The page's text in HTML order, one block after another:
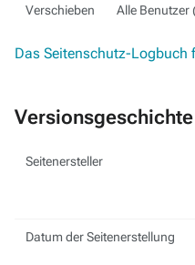
Verschieben Alle Benutzer
Das Seitenschutz-Logbuch
Versionsgeschichte
Seitenersteller
Datum der Seitenerstellung